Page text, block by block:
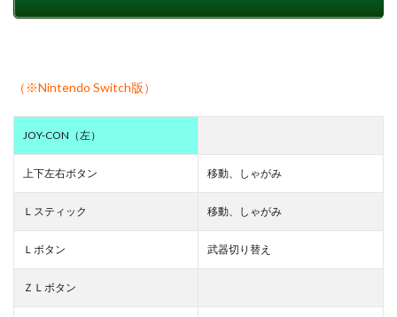
（※Nintendo Switch版）
JOY-CON（左）
上下左右ボタン 移動、しゃがみ
Ｌスティック 移動、しゃがみ
Ｌボタン 武器切り替え
ＺＬボタン